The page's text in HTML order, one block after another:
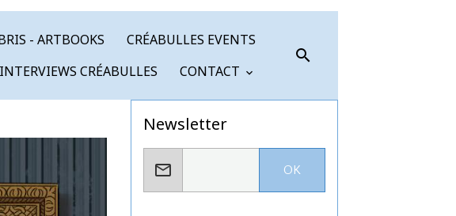
- ARTBOOKS
CRÉABULLES EVENTS
INTERVIEWS CRÉABULLES
CONTACT
Newsletter
OK